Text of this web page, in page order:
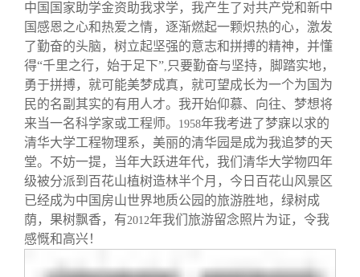
中国国家助学金资助我求学，我产生了对共产党和新中
国感恩之心和热爱之情，逐渐燃起一颗炽热的心，激发
了勤奋的头脑，树立起坚强的意志和拼搏的精神，并懂
得“千里之行，始于足下”, 只要勤奋与坚持，脚踏实地，
勇于拼搏，就可能美梦成真，就可望成长为一个为国为
民的名副其实的有用人才。我开始仰慕、向往、梦想将
来当一名科学家或工程师。
1958年我考进了梦寐以求的
清华大学工程物理系，美丽的清华园是成为我追梦的天
堂。不妨一提，当年大跃进年代，我们清华大学物四年
级被分派到百花山植树造林半个月，今日百花山风景区
已经成为中国房山世界地质公园的旅游胜地，绿树成
荫，果树飘香，有2012年我们旅游留念照片为证，令我
感慨和高兴！